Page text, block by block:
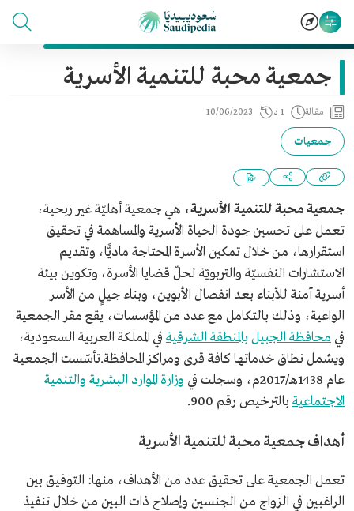
جمعية محبة للتنمية الأسرية
مقالة 1 د 10/06/2023
جمعيات
جمعية محبة للتنمية الأسرية، هي جمعية أهليّة غير ربحية،
تعمل على تحسين جودة الحياة الأسرية والمساهمة في تحقيق
استقرارها، من خلال تمكين الأسرة المحتاجة ماديًّا، وتقديم
الاستشارات النفسيّة والتربويّة لحلّ قضايا الأسرة، وتكوين بيئة
أسرية آمنة للأبناء بعد انفصال الأبوين، وبناء جيلٍ من الأسر
الواعية، وذلك بالتكامل مع عدد من المؤسسات، يقع مقر الجمعية
في محافظة الجبيل بالمنطقة الشرقية في المملكة العربية السعودية،
ويشمل نطاق خدماتها كافة قرى ومراكز المحافظة.تأسّست الجمعية
عام 1438هـ/2017م، وسجلت في
وزارة الموارد البشرية والتنمية
الاجتماعية بالترخيص رقم 900.
أهداف جمعية محبة للتنمية الأسرية
تعمل الجمعية على تحقيق عدد من الأهداف، منها: التوفيق بين
الراغبين في الزواج من الجنسين وإصلاح ذات البين من خلال تنفيذ